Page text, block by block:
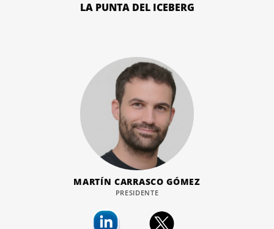
LA PUNTA DEL ICEBERG
MARTÍN CARRASCO GÓMEZ
PRESIDENTE